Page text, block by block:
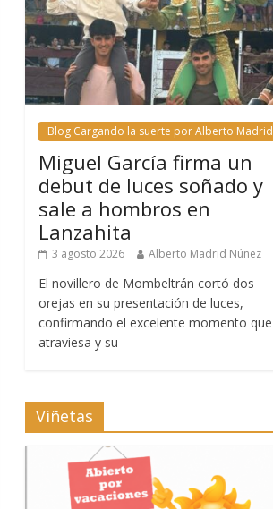
Blog Cargando la suerte por Alberto Madrid
Miguel García firma un
debut de luces soñado y
sale a hombros en
Lanzahita
3 agosto 2026 Alberto Madrid Núñez
El novillero de Mombeltrán cortó dos
orejas en su presentación de luces,
confirmando el excelente momento que
atraviesa y su
Viñetas